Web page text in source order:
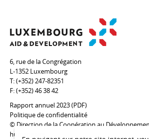
Territoires palestiniens occupés (TPO)
Séismes en Turquie et Syrie
Ukraine
Sécurité nutritionnelle et alimentaire
Présidence du Groupe des donateurs
Humanitarian Innovation Accelerator
6, rue de la Congrégation
L-1352 Luxembourg
T:(+352) 247-82351
F:(+352) 46 38 42
Rapport annuel 2023 (PDF)
Politique de confidentialité
© Direction de la Coopération au
humanitaire